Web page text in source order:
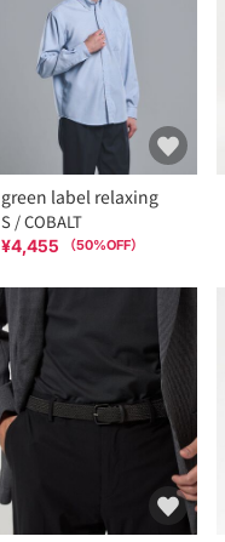
green label relaxing
S / COBALT
¥4,455 （50%OFF）